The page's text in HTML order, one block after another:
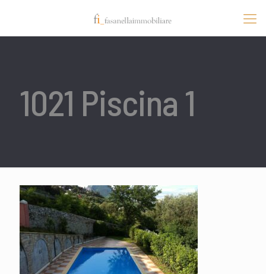
1021 Piscina 1